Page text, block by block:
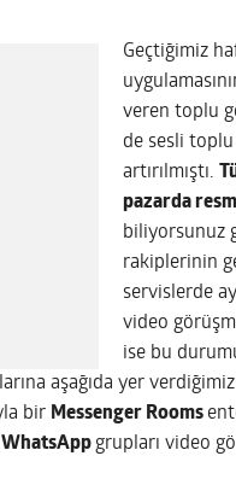
Geçtiğimiz
veren toplu
de sesli
artırılmıştı.
pazarda
biliyorsunuz
rakiplerinin
servislerde
video
ise bu
aşağıda yer
bir Messenger Rooms
WhatsApp grupları video